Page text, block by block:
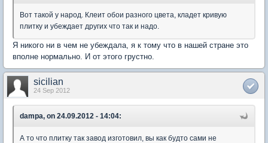
Вот такой у народ. Клеит обои разного цвета, кладет кривую
плитку и убеждает других что так и надо.
Я никого ни в чем не убеждала, я к тому что в нашей стране это
вполне нормально. И от этого грустно.
sicilian
24 Sep 2012
dampa, on 24.09.2012 - 14:04:
А то что плитку так завод изготовил, вы как будто сами не